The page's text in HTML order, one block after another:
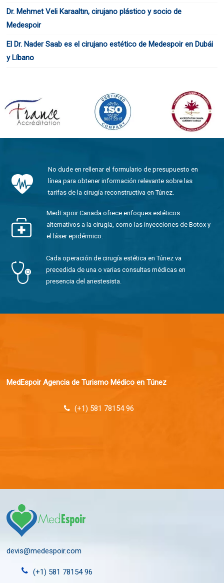
Dr. Mehmet Veli Karaaltın, cirujano plástico y socio de
Medespoir
El Dr. Nader Saab es el cirujano estético de Medespoir en Dubái
y Líbano
No dude en rellenar el formulario de presupuesto en
línea para obtener información relevante sobre las
tarifas de la cirugía reconstructiva en Túnez.
MedEspoir Canada ofrece enfoques estéticos
alternativos a la cirugía, como las inyecciones de Botox y
el láser epidérmico.
Cada operación de cirugía estética en Túnez va
precedida de una o varias consultas médicas en
presencia del anestesista.
MedEspoir Agencia de Turismo Médico en Túnez
(+1) 581 78154 96
devis@medespoir.com
(+1) 581 78154 96